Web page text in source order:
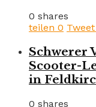
0 shares
teilen 0 Tweet
Schwerer
Scooter-
in
0 shares